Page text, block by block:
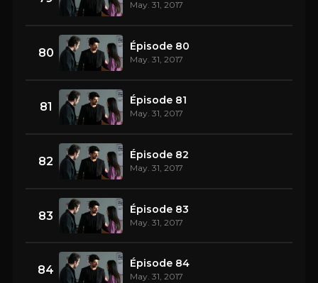
May. 31, 2017
80 Épisode 80
May. 31, 2017
81 Épisode 81
May. 31, 2017
82 Épisode 82
May. 31, 2017
83 Épisode 83
May. 31, 2017
84 Épisode 84
May. 31, 2017